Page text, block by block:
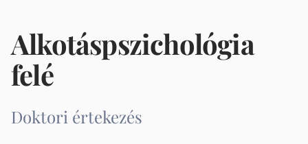
Alkotáspszichológia
felé
Doktori értekezés